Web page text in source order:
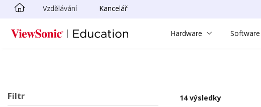
Skip to main content
Vzdělávání Kancelář
Hardware Software
Filtr 14 výsledky